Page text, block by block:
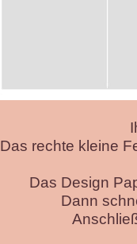
Das rechte kleine
Das Design
Dann